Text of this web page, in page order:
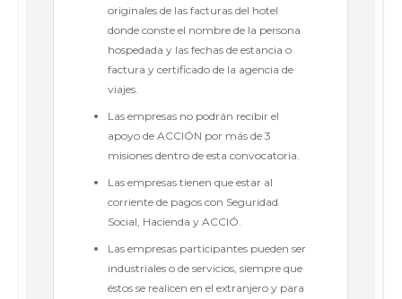
originales de las facturas del hotel
donde conste el nombre de la persona
hospedada y las fechas de estancia o
factura y certificado de la agencia de
viajes.
Las empresas no podrán recibir el
apoyo de ACCIÓN por más de 3
misiones dentro de esta convocatoria.
Las empresas tienen que estar al
corriente de pagos con Seguridad
Social, Hacienda y ACCIÓ.
Las empresas participantes pueden ser
industriales o de servicios, siempre que
éstos se realicen en el extranjero y para